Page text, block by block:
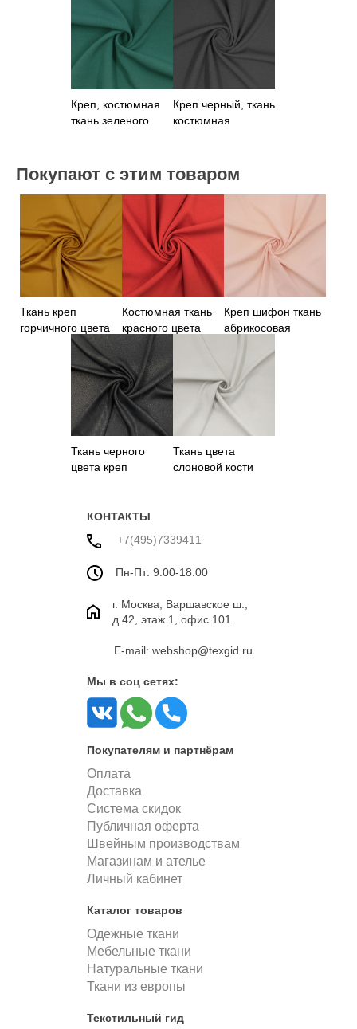
Креп, костюмная
ткань зеленого
Креп черный, ткань
костюмная
Покупают с этим товаром
Ткань креп
горчичного цвета
Костюмная ткань
красного цвета
Креп шифон ткань
абрикосовая
Ткань черного
цвета креп
Ткань цвета
слоновой кости
КОНТАКТЫ
+7(495)7339411
Пн-Пт: 9:00-18:00
г. Москва, Варшавское ш.,
д.42, этаж 1, офис 101
E-mail: webshop@texgid.ru
Мы в соц сетях:
Покупателям и партнёрам
Оплата
Доставка
Система скидок
Публичная оферта
Швейным производствам
Магазинам и ателье
Личный кабинет
Каталог товаров
Одежные ткани
Мебельные ткани
Натуральные ткани
Ткани из европы
Текстильный гид